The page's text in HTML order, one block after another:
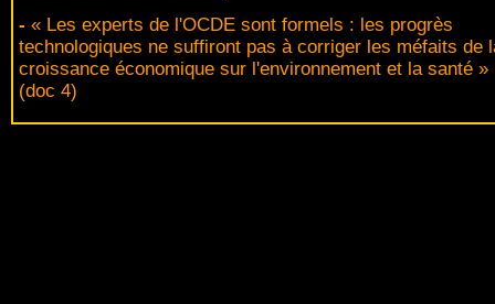
- « Les experts de l'OCDE sont formels : les progrès
technologiques ne suffiront pas à corriger les méfaits de
croissance économique sur l'environnement et la santé »
(doc 4)